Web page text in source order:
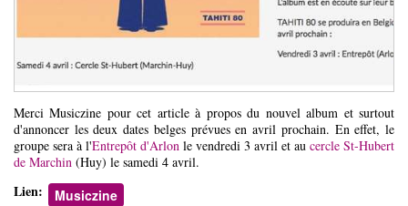
Merci Musiczine pour cet article à propos du nouvel album et surtout
d'annoncer les deux dates belges prévues en avril prochain. En effet, le
groupe sera à l'Entrepôt d'Arlon le vendredi 3 avril et au cercle St-Hubert
de Marchin (Huy) le samedi 4 avril.
Lien: Musiczine